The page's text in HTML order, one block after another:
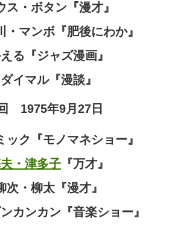
ス・ボタン『漫才』
・マンボ『肥後にわか』
る『ジャズ漫画』
イマル『漫談』
1975年9月27日
ック『モノマネショー』
・津多子 『万才』
次・柳太『漫才』
カンカン『音楽ショー』